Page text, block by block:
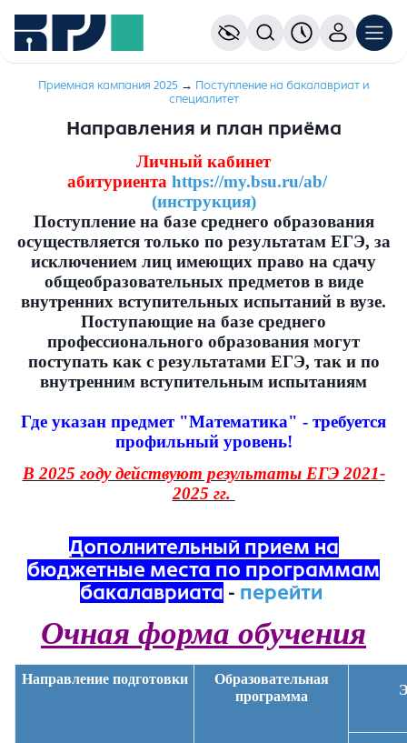
Приемная кампания 2025 → Поступление на бакалавриат и
специалитет
Направления и план приёма
Личный кабинет
абитуриента https://my.bsu.ru/ab/
(инструкция)
Поступление на базе среднего образования
осуществляется только по результатам ЕГЭ, за
исключением лиц имеющих право на сдачу
общеобразовательных предметов в виде
внутренних вступительных испытаний в вузе.
Поступающие на базе среднего
профессионального образования могут
поступать как с результатами ЕГЭ, так и по
внутренним вступительным испытаниям
Где указан предмет "Математика" - требуется
профильный уровень!
В 2025 году действуют результаты ЕГЭ 2021-
2025 гг.
Дополнительный прием на
бюджетные места по программам
бакалавриата - перейти
Очная форма обучения
Направление подготовки
Образовательная
программа